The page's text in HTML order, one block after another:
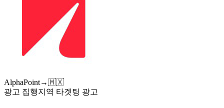
AlphaPoint→🇲🇽
광고 집행지역 타겟팅 광고